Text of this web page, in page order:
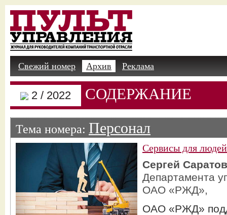
Свежий номер Архив Реклама
2 / 2022 СОДЕРЖАНИЕ
Тема номера: Персонал
Сервисы для людей
Сергей Саратов
Департамента
ОАО «РЖД»,
ОАО «РЖД»